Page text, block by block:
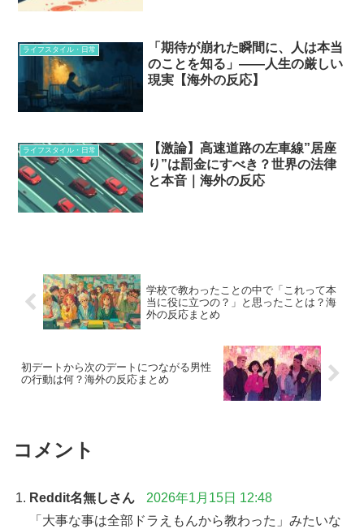
ライフスタイル・日常
「期待が崩れた瞬間に、人は本当
のことを知る」——人生の厳しい
現実【海外の反応】
ライフスタイル・日常
【激論】高速道路の左車線”居座
り”は罰金にすべき？世界の法律
と本音｜海外の反応
学校で教わったことの中で「これって本
当に役に立つの？」と思ったことは？海
外の反応まとめ
初デートから次のデートにつながる男性
の行動は何？海外の反応まとめ
コメント
Reddit名無しさん
2026年1月15日 12:48
「大事な事は全部ドラえもんから教わった」みたいな